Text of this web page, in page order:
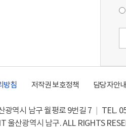
방침 저작권 보호정책 담당자안내
광역시 남구 월평로 9번길 7 │ TEL.
울산광역시 남구. ALL RIGHTS